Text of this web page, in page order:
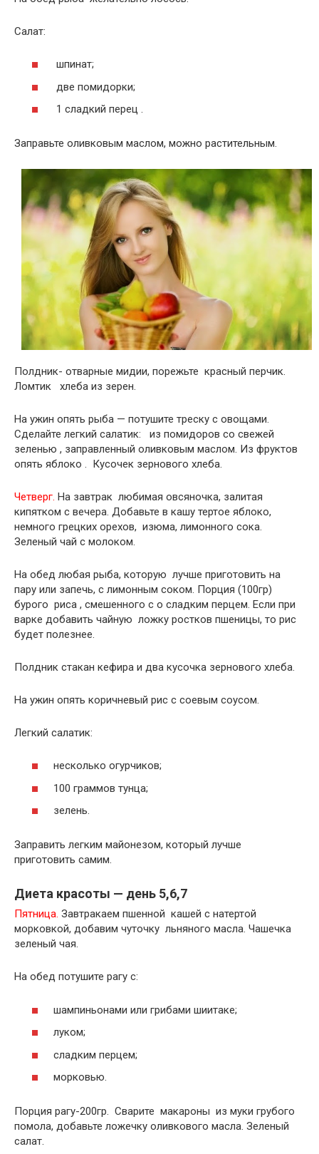
Салат:
шпинат;
две помидорки;
1 сладкий перец .
Заправьте оливковым маслом, можно растительным.
Полдник- отварные мидии, порежьте красный перчик.
Ломтик хлеба из зерен.
На ужин опять рыба — потушите треску с овощами.
Сделайте легкий салатик: из помидоров со свежей
зеленью , заправленный оливковым маслом. Из фруктов
опять яблоко . Кусочек зернового хлеба.
Четверг. На завтрак любимая овсяночка, залитая
кипятком с вечера. Добавьте в кашу тертое яблоко,
немного грецких орехов, изюма, лимонного сока.
Зеленый чай с молоком.
На обед любая рыба, которую лучше приготовить на
пару или запечь, с лимонным соком. Порция (100гр)
бурого риса , смешенного с о сладким перцем. Если при
варке добавить чайную ложку ростков пшеницы, то рис
будет полезнее.
Полдник стакан кефира и два кусочка зернового хлеба.
На ужин опять коричневый рис с соевым соусом.
Легкий салатик:
несколько огурчиков;
100 граммов тунца;
зелень.
Заправить легким майонезом, который лучше
приготовить самим.
Диета красоты — день 5,6,7
Пятница. Завтракаем пшенной кашей с натертой
морковкой, добавим чуточку льняного масла. Чашечка
зеленый чая.
На обед потушите рагу с:
шампиньонами или грибами шиитаке;
луком;
сладким перцем;
морковью.
Порция рагу-200гр. Сварите макароны из муки грубого
помола, добавьте ложечку оливкового масла. Зеленый
салат.